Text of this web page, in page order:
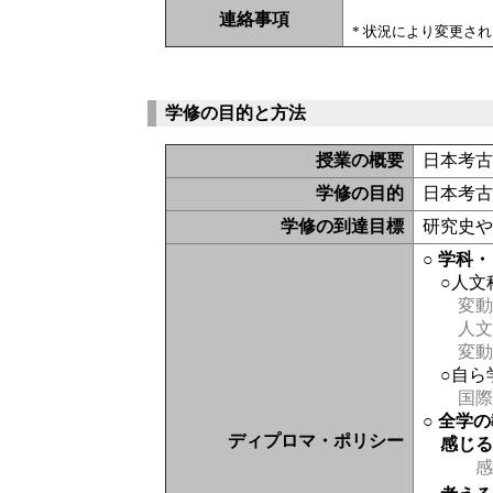
連絡事項
* 状況により変更さ
学修の目的と方法
授業の概要
日本考
学修の目的
日本考
学修の到達目標
研究史
ディプロマ・ポリシー
○ 学科
○人文
変動
人文
変動
○自ら
国際
○ 全学
感じ
感